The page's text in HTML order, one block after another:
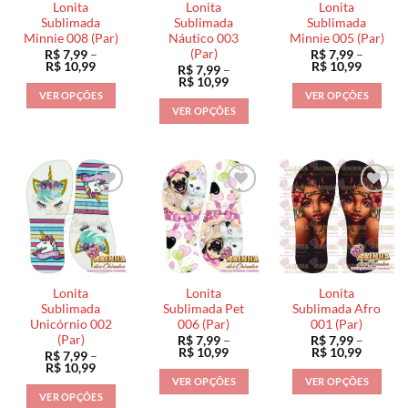
Lonita
Sublimada
Minnie 008 (Par)
R$7,99 –
R$ 10,99Faixa
preço:
R$ 7,99
através
VER OPÇÕES
várias
variantes.
As
opções
podem
ser
escolhidas
na
página
do
produto
Lonita
Sublimada
Náutico 003
(Par)
R$7,99 –
R$ 10,99Faixa
preço:
R$ 7,99
através
VER OPÇÕES
tem
várias
variantes.
As
opções
podem
ser
escolhidas
na
página
do
produto
Lonita
Sublimada
Minnie 005 (Par)
R$7,99 –
R$ 10,99Faixa
preço:
R$ 7,99
através
VER OPÇÕES
várias
variantes.
As
opções
podem
ser
escolhidas
na
página
do
produto
Lonita
Sublimada
Unicórnio 002
(Par)
R$7,99 –
R$ 10,99Faixa
preço:
R$ 7,99
VER OPÇÕES
Lonita
Sublimada Pet
006 (Par)
R$7,99 –
R$ 10,99Faixa
preço:
R$ 7,99
através
VER OPÇÕES
Lonita
Sublimada Afro
001 (Par)
R$7,99 –
R$ 10,99Faixa
preço:
R$ 7,99
através
VER OPÇÕES